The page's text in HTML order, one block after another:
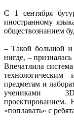
С 1 сентября
иностранному
обществознанием
– Такой большой и
нигде, –
Впечатлила
технологическим
предметам и
учениками 3D-
проектированием.
«поплавать» с